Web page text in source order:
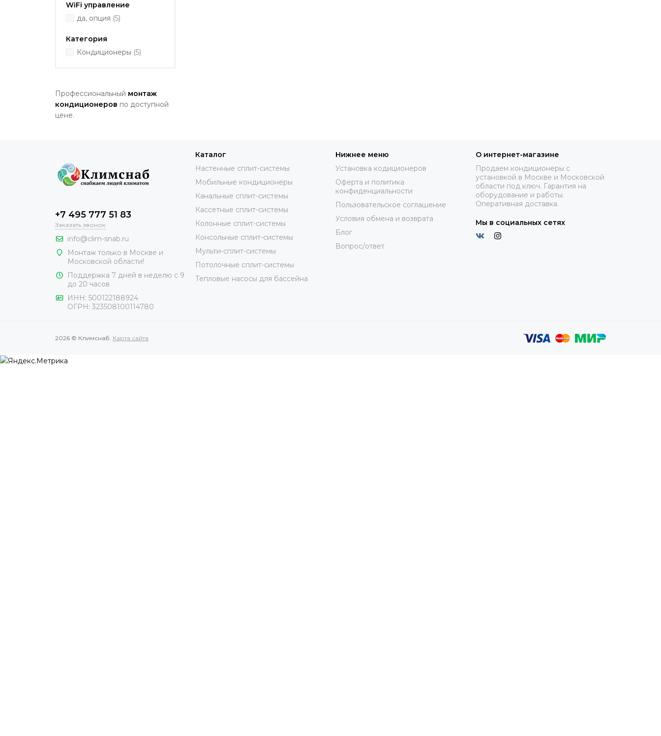
WiFi управление
да, опция (5)
Категория
Кондиционеры (5)
Профессиональный монтаж
кондиционеров по доступной
цене.
+7 495 777 51 83
Заказать звонок
info@clim-snab.ru
Монтаж только в Москве и
Московской области!
Поддержка 7 дней в неделю с 9
до 20 часов
ИНН: 500122188924
ОГРН: 323508100114780
Каталог
Настенные сплит-системы
Мобильные кондиционеры
Канальные сплит-системы
Кассетные сплит-системы
Колонные сплит-системы
Консольные сплит-системы
Мульти-сплит-системы
Потолочные сплит-системы
Тепловые насосы для бассейна
Нижнее меню
Установка кодиционеров
Оферта и политика
конфиденциальности
Пользовательское соглашение
Условия обмена и возврата
Блог
Вопрос/ответ
О интернет-магазине
Продаем кондиционеры с
установкой в Москве и Московской
области под ключ. Гарантия на
оборудование и работы.
Оперативная доставка.
Мы в социальных сетях
2026 © Климснаб. Карта сайта